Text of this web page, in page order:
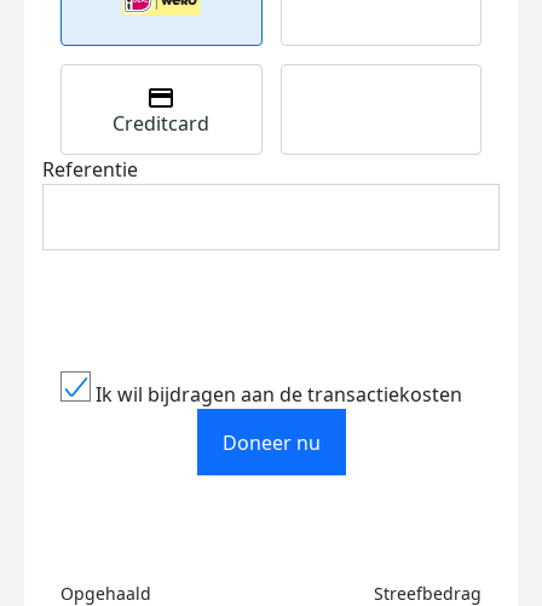
Creditcard
Referentie
Ik wil bijdragen aan de transactiekosten
Doneer nu
Opgehaald Streefbedrag